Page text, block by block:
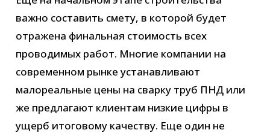
важно составить смету, в которой будет
отражена финальная стоимость всех
проводимых работ. Многие компании на
современном рынке устанавливают
малореальные цены на сварку труб ПНД или
же предлагают клиентам низкие цифры в
ущерб итоговому качеству. Еще один не